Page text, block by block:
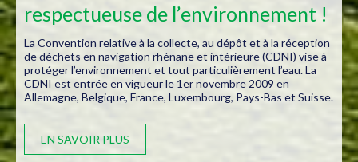
respectueuse de l’environnement !
La Convention relative à la collecte, au dépôt et à la réception
de déchets en navigation rhénane et intérieure (CDNI) vise à
protéger l’environnement et tout particulièrement l’eau. La
CDNI est entrée en vigueur le 1er novembre 2009 en
Allemagne, Belgique, France, Luxembourg, Pays-Bas et Suisse.
EN SAVOIR PLUS